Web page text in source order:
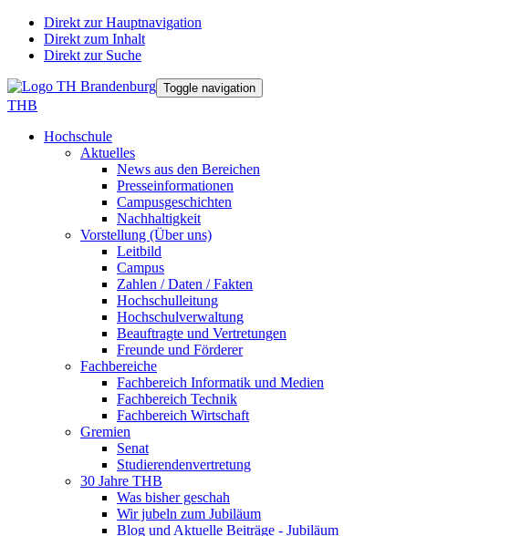
Direkt zur Hauptnavigation
Direkt zum Inhalt
Direkt zur Suche
Toggle navigation
THB
Hochschule
Aktuelles
News aus den Bereichen
Presseinformationen
Campusgeschichten
Nachhaltigkeit
Vorstellung (Über uns)
Leitbild
Campus
Zahlen / Daten / Fakten
Hochschulleitung
Hochschulverwaltung
Beauftragte und Vertretungen
Freunde und Förderer
Fachbereiche
Fachbereich Informatik und Medien
Fachbereich Technik
Fachbereich Wirtschaft
Gremien
Senat
Studierendenvertretung
30 Jahre THB
Was bisher geschah
Wir jubeln zum Jubiläum
Blog und Aktuelle Beiträge - Jubiläum